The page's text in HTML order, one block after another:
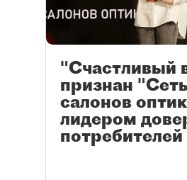
"Счастливый
признан
салонов
лидером
потребителей